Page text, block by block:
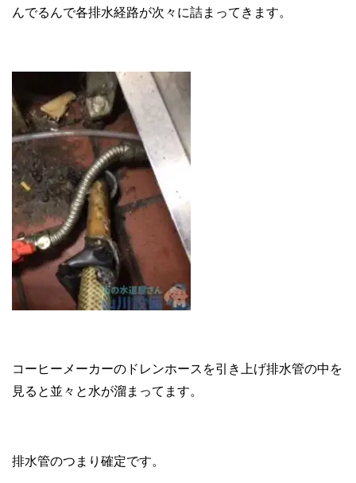
んでるんで各排水経路が次々に詰まってきます。
コーヒーメーカーのドレンホースを引き上げ排水管の中を
見ると並々と水が溜まってます。
排水管のつまり確定です。